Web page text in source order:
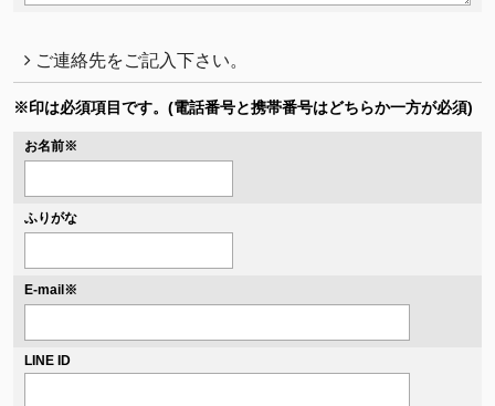
ご連絡先をご記入下さい。
※印は必須項目です。 (電話番号と携帯番号はどちらか一方が必須)
お名前※
ふりがな
E-mail ※
LINE ID